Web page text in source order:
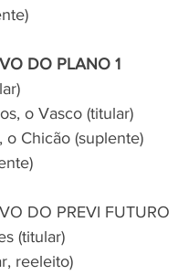
DO PLANO 1
o Vasco (titular)
o Chicão (suplente)
DO PREVI FUTURO
(titular)
reeleito)